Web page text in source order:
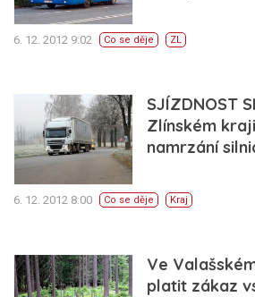
6. 12. 2012 9:02 Co se děje ZL
SJÍZDNOST
Zlínském
namrzání
6. 12. 2012 8:00 Co se děje Kraj
Ve
platit zákaz